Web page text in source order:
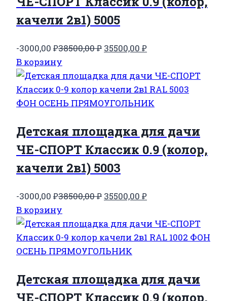
качели 2в1) 5005
-3000,00 ₽38500,00₽ Первоначальная
составляла
38500,00 ₽.
35500,00 ₽Текущая
35500,00 ₽.
В корзину
Детская площадка для дачи
ЧЕ-СПОРТ Классик 0.9 (колор,
качели 2в1) 5003
-3000,00 ₽38500,00₽ Первоначальная
составляла
38500,00 ₽.
35500,00 ₽Текущая
35500,00 ₽.
В корзину
Детская площадка для дачи
ЧЕ-СПОРТ Классик 0.9 (колор,